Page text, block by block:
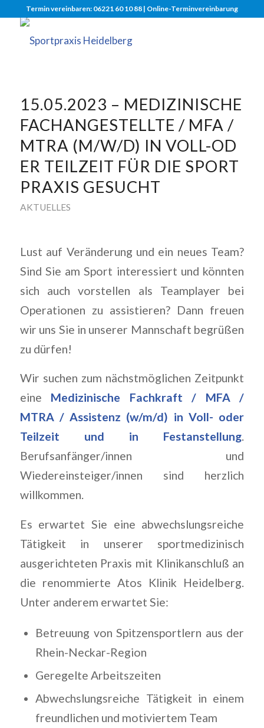
Termin vereinbaren: 06221 60 10 88 | Online-Terminvereinbarung
15.05.2023 – MEDIZINISCHE
FACHANGESTELLTE / MFA /
MTRA (M/W/D) IN VOLL-OD
ER TEILZEIT FÜR DIE SPORT
PRAXIS GESUCHT
AKTUELLES
Lust auf Veränderung und ein neues Team?
Sind Sie am Sport interessiert und könnten
sich auch vorstellen als Teamplayer bei
Operationen zu assistieren? Dann freuen
wir uns Sie in unserer Mannschaft begrüßen
zu dürfen!
Wir suchen zum nächstmöglichen Zeitpunkt
eine Medizinische Fachkraft / MFA /
MTRA / Assistenz (w/m/d) in Voll- oder
Teilzeit und in Festanstellung.
Berufsanfänger/innen und
Wiedereinsteiger/innen sind herzlich
willkommen.
Es erwartet Sie eine abwechslungsreiche
Tätigkeit in unserer sportmedizinisch
ausgerichteten Praxis mit Klinikanschluß an
die renommierte Atos Klinik Heidelberg.
Unter anderem erwartet Sie:
Betreuung von Spitzensportlern aus der
Rhein-Neckar-Region
Geregelte Arbeitszeiten
Abwechslungsreiche Tätigkeit in einem
freundlichen und motiviertem Team